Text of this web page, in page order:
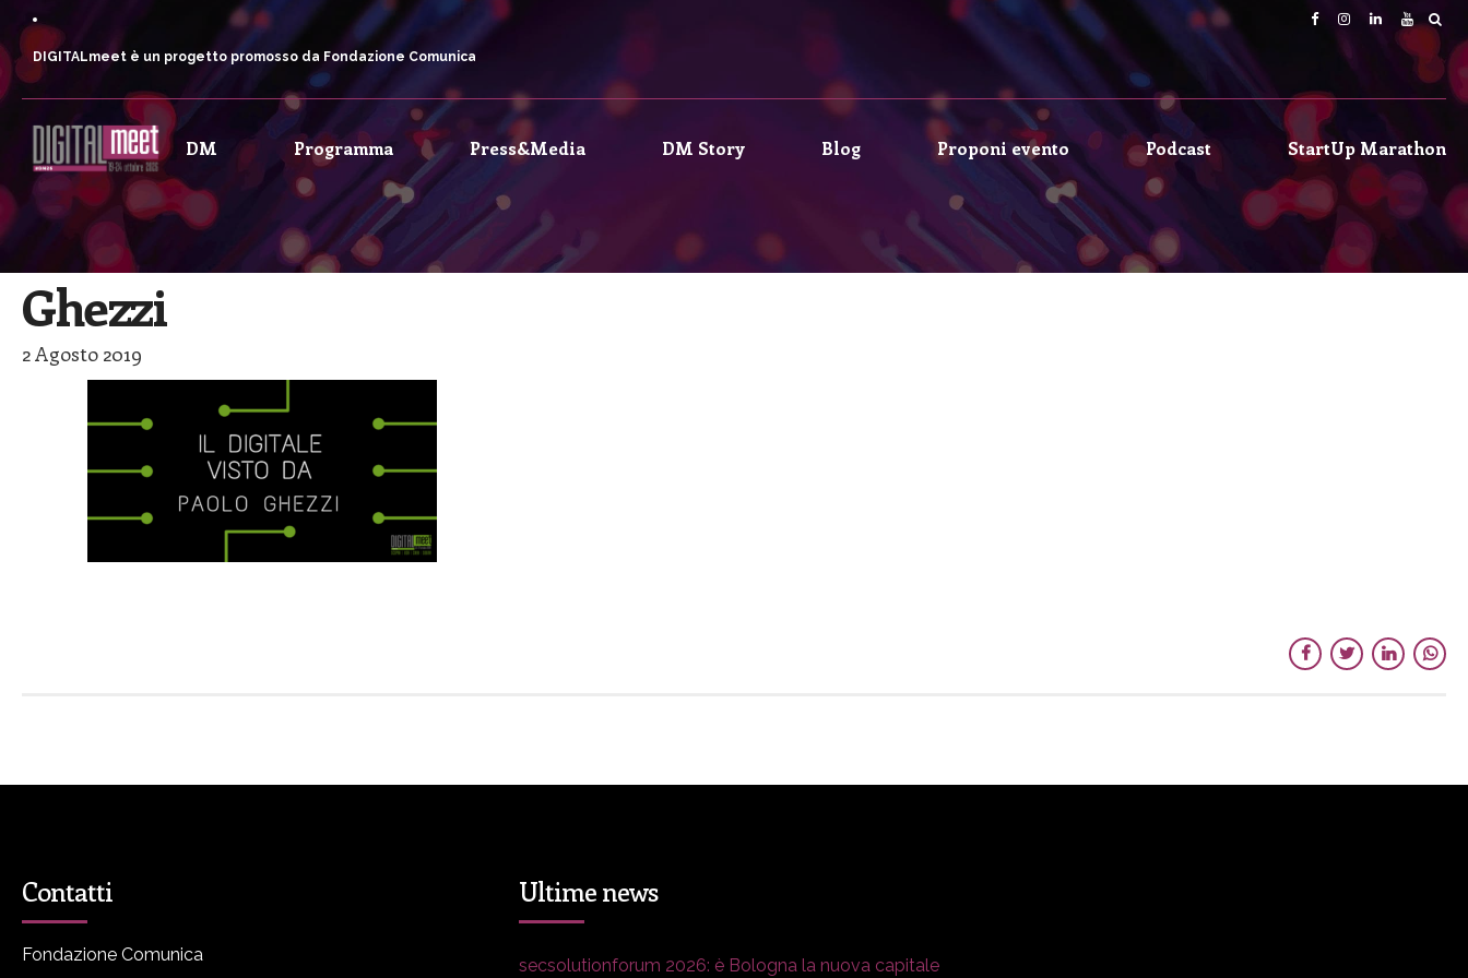
DIGITALmeet è un progetto promosso da Fondazione Comunica
DM Programma Press&Media DM Story Blog Proponi evento Podcast StartUp Marathon
Ghezzi
2 Agosto 2019
Contatti
Fondazione Comunica
Ultime news
secsolutionforum 2026: è Bologna la nuova capitale